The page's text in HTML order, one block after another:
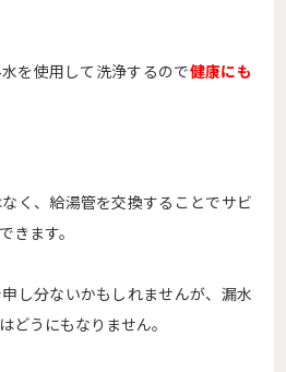
を使用して洗浄するので健康にも
く、給湯管を交換することでサビ
きます。
し分ないかもしれませんが、漏水
どうにもなりません。